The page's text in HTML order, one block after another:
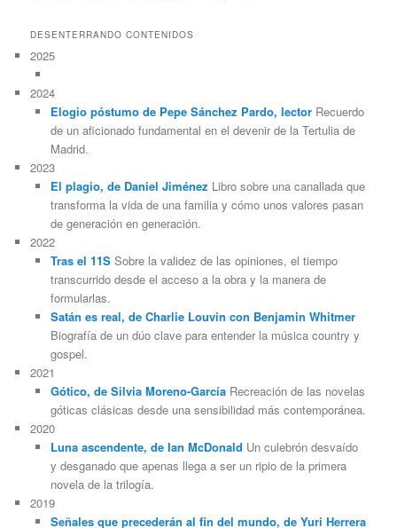
DESENTERRANDO CONTENIDOS
2025
2024
Elogio póstumo de Pepe Sánchez Pardo, lectorRecuerdo
de un aficionado fundamental en el devenir de la Tertulia de
Madrid.
2023
El plagio, de Daniel Jiménez Libro sobre una canallada que
transforma la vida de una familia y cómo unos valores pasan
de generación en generación.
2022
Tras el 11SSobre la validez de las opiniones, el tiempo
transcurrido desde el acceso a la obra y la manera de
formularlas.
Satán es real, de Charlie Louvin con Benjamin Whitmer
Biografía de un dúo clave para entender la música country y
gospel.
2021
Gótico, de Silvia Moreno-GarcíaRecreación de las novelas
góticas clásicas desde una sensibilidad más contemporánea.
2020
Luna ascendente, de Ian McDonald Un culebrón desvaído
y desganado que apenas llega a ser un ripio de la primera
novela de la trilogía.
2019
Señales que precederán al fin del mundo, de Yuri Herrera